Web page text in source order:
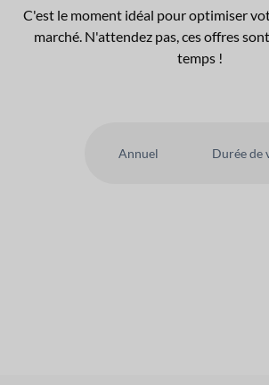
C'est le moment idéal pour optimiser
marché. N'attendez pas, ces offres
temps !
Annuel Durée de